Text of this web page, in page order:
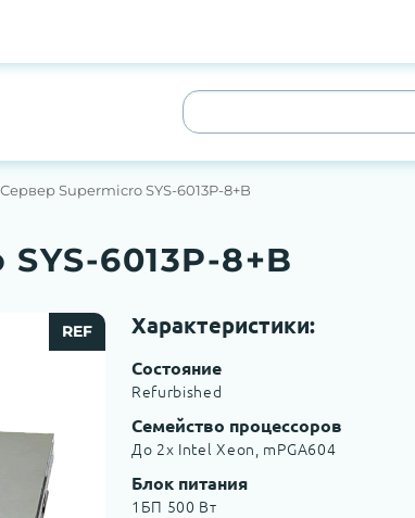
Сервер Supermicro SYS-6013P-8+B
6013P-8+B
REF Характеристики:
Состояние
Refurbished
Семейство процессоров
До 2x Intel Xeon, mPGA604
Блок питания
1БП 500 Вт